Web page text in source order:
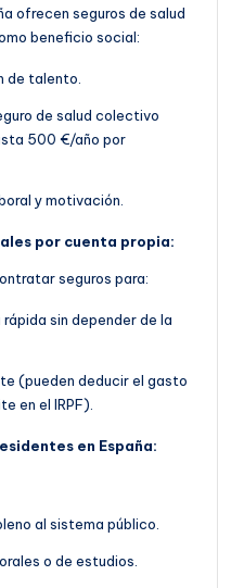
ofrecen seguros de salud
beneficio social:
de talento.
de salud colectivo
500 €/año por
y motivación.
por cuenta propia:
seguros para:
sin depender de la
(pueden deducir el gasto
en el IRPF).
en España:
al sistema público.
o de estudios.